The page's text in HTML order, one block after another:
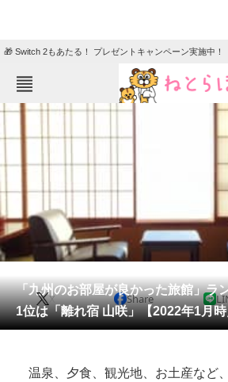
🎁 Switch 2もあたる！ プレゼントキャンペーン実施中！
ねとらぼメニュー
エンタメ
グルメ
住まい 教育・育児
動物
会員記事
メディア
「九州のお部屋が良かった旅館」
1位は「離れ宿 山咲」【2022年1月
X Share
温泉、夕食、観光地、お土産など